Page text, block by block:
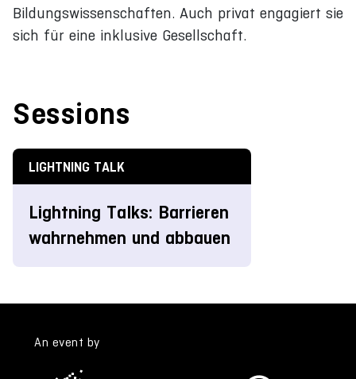
Bildungswissenschaften. Auch privat engagiert sie
sich für eine inklusive Gesellschaft.
Sessions
LIGHTNING TALK
Lightning Talks: Barrieren
wahrnehmen und abbauen
An event by